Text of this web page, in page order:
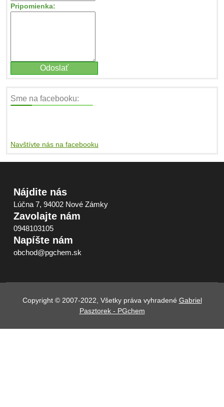
Pripomienka:
Sme na facebooku:
Navštívte nás na facebooku
Nájdite nás
Lúčna 7, 94002 Nové Zámky
Zavolajte nám
0948103105
Napíšte nám
obchod@pgchem.sk
Copyright © 2007-2022, Všetky práva vyhradené Gabriel
Pasztorek - PGchem